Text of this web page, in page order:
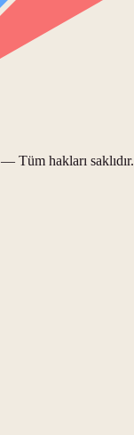
— Tüm hakları saklıdır.